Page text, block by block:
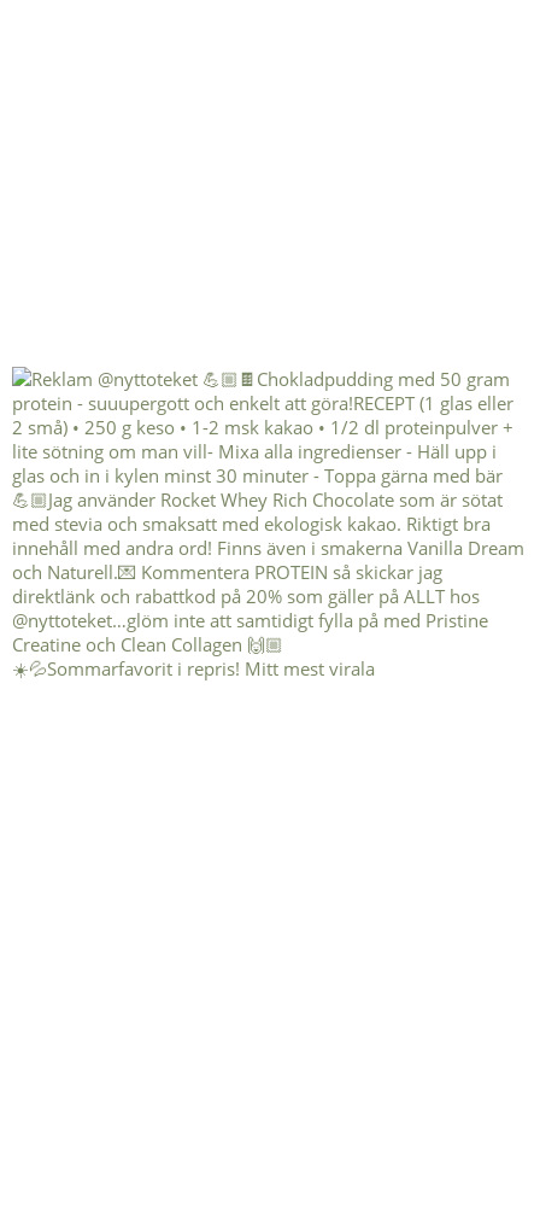
☀️💦Sommarfavorit i repris! Mitt mest virala